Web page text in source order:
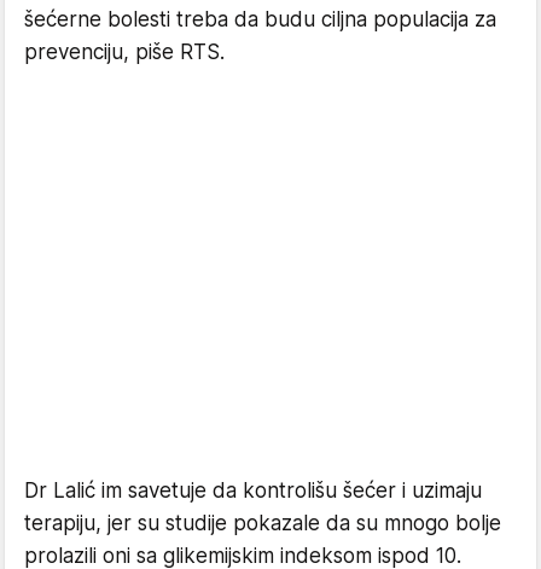
šećerne bolesti treba da budu ciljna populacija za
prevenciju, piše RTS.
Dr Lalić im savetuje da kontrolišu šećer i uzimaju
terapiju, jer su studije pokazale da su mnogo bolje
prolazili oni sa glikemijskim indeksom ispod 10.